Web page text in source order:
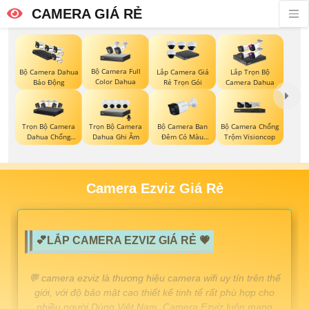
CAMERA GIÁ RẺ
Bộ Camera Dahua
Báo Động
Bộ Camera Full
Color Dahua
Lắp Camera Giá
Rẻ Trọn Gói
Lắp Trọn Bộ
Camera Dahua
Trọn Bộ Camera
Dahua Chống
Trộm
Trọn Bộ Camera
Dahua Ghi Âm
Bộ Camera Ban
Đêm Có Màu
Kbvision
Bộ Camera Chống
Trộm Visioncop
Camera Ezviz Giá Rẻ
💕LẮP CAMERA EZVIZ GIÁ RẺ 💗
️💬 camera ezviz là thương hiệu camera wifi uy tín trên thế
giới, với độ bảo mật cao thiết kế tinh tế rất phù hợp cho